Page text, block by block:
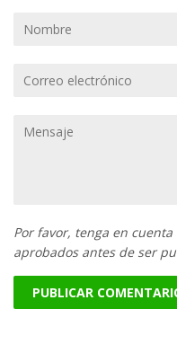
Nombre
Correo
Mensaje
Por favor, tenga en
aprobados antes de ser